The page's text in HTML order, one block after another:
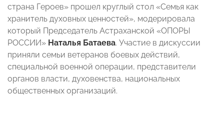
страна Героев» прошел круглый стол «Семья как
хранитель духовных ценностей», модерировала
который Председатель Астраханской «ОПОРЫ
РОССИИ» Наталья Батаева. Участие в дискуссии
приняли семьи ветеранов боевых действий,
специальной военной операции, представители
органов власти, духовенства, национальных
общественных организаций.